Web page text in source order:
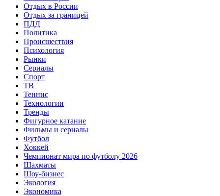
Отдых в России
Отдых за границей
ПДД
Политика
Происшествия
Психология
Рынки
Сериалы
Спорт
ТВ
Теннис
Технологии
Тренды
Фигурное катание
Фильмы и сериалы
Футбол
Хоккей
Чемпионат мира по футболу 2026
Шахматы
Шоу-бизнес
Экология
Экономика